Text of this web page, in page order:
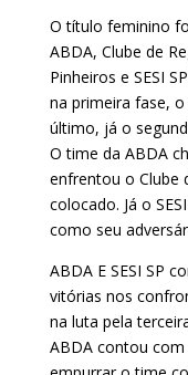
O título feminino
ABDA, Clube de
Pinheiros e SESI
na primeira fase,
último, já o
O time da ABDA
enfrentou o Clube
colocado. Já o
como seu
ABDA E SESI SP
vitórias nos
na luta pela
ABDA contou